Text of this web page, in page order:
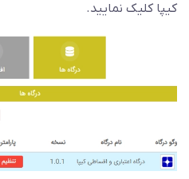
کیپا کلیک نمایید.